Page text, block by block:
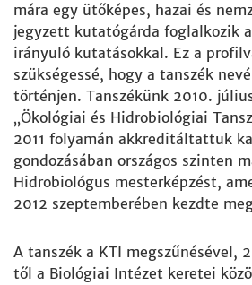
mára egy ütőképes, hazai és
jegyzett kutatógárda foglalkozik
irányuló kutatásokkal. Ez a
szükségessé, hogy a tanszék
történjen. Tanszékünk 2010.
„Ökológiai és Hidrobiológiai
2011 folyamán akkreditáltattuk
gondozásában országos szinten
Hidrobiológus mesterképzést,
2012 szeptemberében kezdte
A tanszék a KTI megszűnésével,
től a Biológiai Intézet keretei